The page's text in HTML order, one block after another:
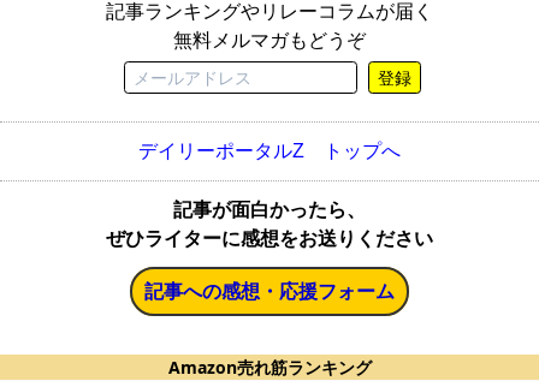
記事ランキングやリレーコラムが届く
無料メルマガもどうぞ
登録
デイリーポータルZ トップへ
記事が面白かったら、
ぜひライターに感想をお送りください
記事への感想・応援フォーム
Amazon売れ筋ランキング